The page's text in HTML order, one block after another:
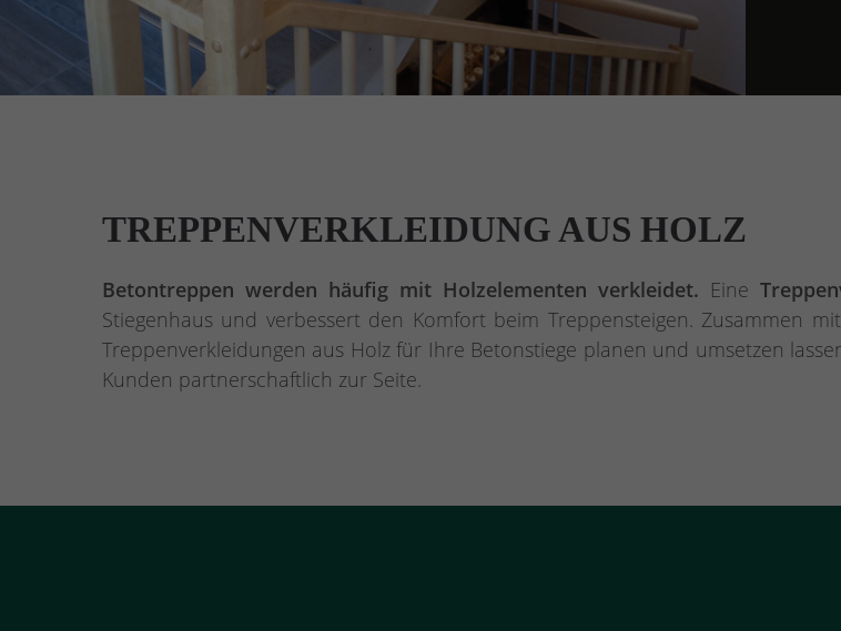
TREPPENVERKLEIDUNG AUS HOLZ
Betontreppen werden häufig mit Holzelementen verkleidet. Eine
Stiegenhaus und verbessert den Komfort beim Treppensteigen. Zusammen
Treppenverkleidungen aus Holz für Ihre Betonstiege planen und umsetzen
Kunden partnerschaftlich zur Seite.